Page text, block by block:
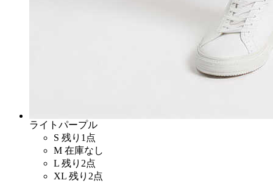
ライトパープル
S 残り1点
M 在庫なし
L 残り2点
XL 残り2点